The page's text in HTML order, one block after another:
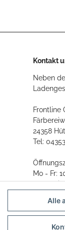
Kontakt
Neben
Frontline
24358
Tel:
Mo - Fr:
Oder mit
E-Mail:
Alle